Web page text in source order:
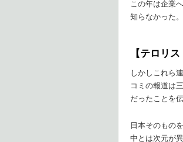
この年は企業
知らなかった。
【テロリ
しかしこれら
コミの報道は
だったことを
日本そのもの
中とは次元が